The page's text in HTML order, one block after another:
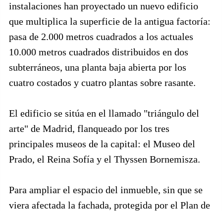
instalaciones han proyectado un nuevo edificio
que multiplica la superficie de la antigua factoría:
pasa de 2.000 metros cuadrados a los actuales
10.000 metros cuadrados distribuidos en dos
subterráneos, una planta baja abierta por los
cuatro costados y cuatro plantas sobre rasante.
El edificio se sitúa en el llamado "triángulo del
arte" de Madrid, flanqueado por los tres
principales museos de la capital: el Museo del
Prado, el Reina Sofía y el Thyssen Bornemisza.
Para ampliar el espacio del inmueble, sin que se
viera afectada la fachada, protegida por el Plan de